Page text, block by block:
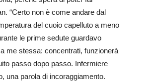
“Certo non è come andare dal
del cuoio capelluto a meno
le prime sedute guardavo
me stessa: concentrati, funzionerà
passo dopo passo. Infermiere
una parola di incoraggiamento.